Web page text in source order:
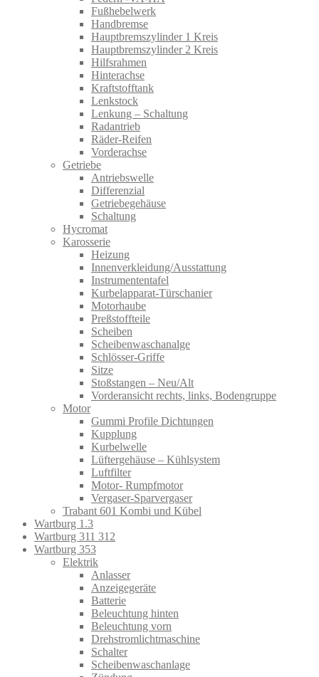
Fußhebelwerk
Handbremse
Hauptbremszylinder 1 Kreis
Hauptbremszylinder 2 Kreis
Hilfsrahmen
Hinterachse
Kraftstofftank
Lenkstock
Lenkung – Schaltung
Radantrieb
Räder-Reifen
Vorderachse
Getriebe
Antriebswelle
Differenzial
Getriebegehäuse
Schaltung
Hycromat
Karosserie
Heizung
Innenverkleidung/Ausstattung
Instrumententafel
Kurbelapparat-Türschanier
Motorhaube
Preßstoffteile
Scheiben
Scheibenwaschanalge
Schlösser-Griffe
Sitze
Stoßstangen – Neu/Alt
Vorderansicht rechts, links, Bodengruppe
Motor
Gummi Profile Dichtungen
Kupplung
Kurbelwelle
Lüftergehäuse – Kühlsystem
Luftfilter
Motor- Rumpfmotor
Vergaser-Sparvergaser
Trabant 601 Kombi und Kübel
Wartburg 1.3
Wartburg 311 312
Wartburg 353
Elektrik
Anlasser
Anzeigegeräte
Batterie
Beleuchtung hinten
Beleuchtung vorn
Drehstromlichtmaschine
Schalter
Scheibenwaschanlage